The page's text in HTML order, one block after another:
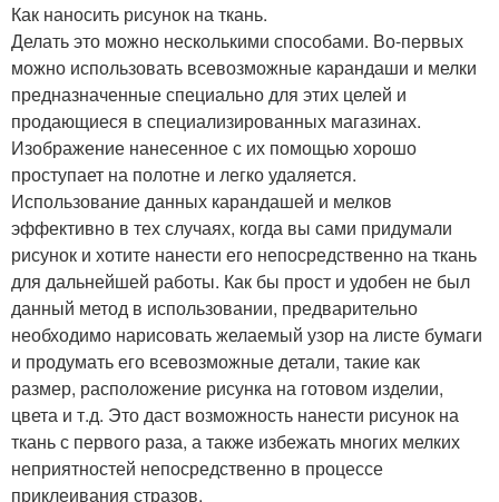
Как наносить рисунок на ткань.
Делать это можно несколькими способами. Во-первых
можно использовать всевозможные карандаши и мелки
предназначенные специально для этих целей и
продающиеся в специализированных магазинах.
Изображение нанесенное с их помощью хорошо
проступает на полотне и легко удаляется.
Использование данных карандашей и мелков
эффективно в тех случаях, когда вы сами придумали
рисунок и хотите нанести его непосредственно на ткань
для дальнейшей работы. Как бы прост и удобен не был
данный метод в использовании, предварительно
необходимо нарисовать желаемый узор на листе бумаги
и продумать его всевозможные детали, такие как
размер, расположение рисунка на готовом изделии,
цвета и т.д. Это даст возможность нанести рисунок на
ткань с первого раза, а также избежать многих мелких
неприятностей непосредственно в процессе
приклеивания стразов.